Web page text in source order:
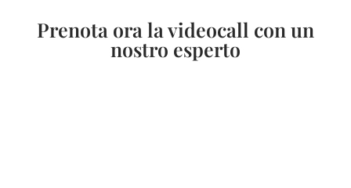
Prenota ora la videocall con un
nostro esperto